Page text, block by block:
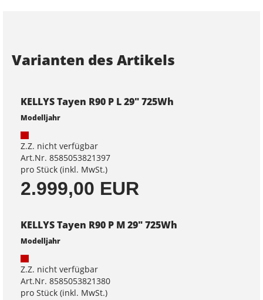
Varianten des Artikels
KELLYS Tayen R90 P L 29" 725Wh
Modelljahr
Z.Z. nicht verfügbar
Art.Nr. 8585053821397
pro Stück (inkl. MwSt.)
2.999,00 EUR
KELLYS Tayen R90 P M 29" 725Wh
Modelljahr
Z.Z. nicht verfügbar
Art.Nr. 8585053821380
pro Stück (inkl. MwSt.)